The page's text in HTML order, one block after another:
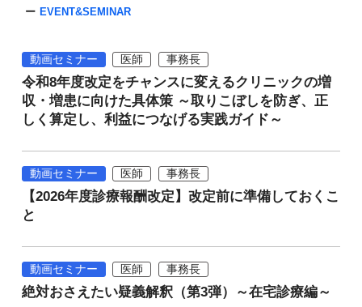
EVENT&SEMINAR
動画セミナー 医師 事務長
令和8年度改定をチャンスに変えるクリニックの増
収・増患に向けた具体策 ～取りこぼしを防ぎ、正
しく算定し、利益につなげる実践ガイド～
動画セミナー 医師 事務長
【2026年度診療報酬改定】改定前に準備しておくこ
と
動画セミナー 医師 事務長
絶対おさえたい疑義解釈（第3弾）～在宅診療編～